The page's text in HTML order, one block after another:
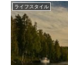
ライフスタイル